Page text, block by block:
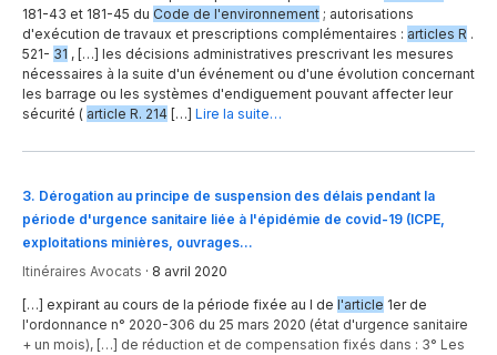
181-43 et 181-45 du Code de l'environnement ; autorisations
d'exécution de travaux et prescriptions complémentaires : articles R .
521- 31 , […] les décisions administratives prescrivant les mesures
nécessaires à la suite d'un événement ou d'une évolution concernant
les barrage ou les systèmes d'endiguement pouvant affecter leur
sécurité ( article R. 214 […] Lire la suite…
3. Dérogation au principe de suspension des délais pendant la
période d'urgence sanitaire liée à l'épidémie de covid-19 (ICPE,
exploitations minières, ouvrages…
Itinéraires Avocats · 8 avril 2020
[…] expirant au cours de la période fixée au I de l'article 1er de
l'ordonnance n° 2020-306 du 25 mars 2020 (état d'urgence sanitaire
+ un mois), […] de réduction et de compensation fixés dans : 3° Les